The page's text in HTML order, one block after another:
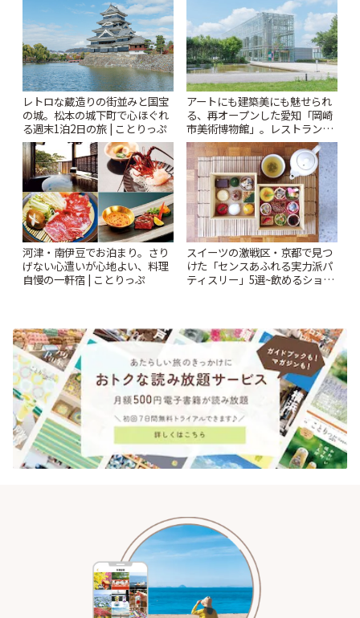
レトロな蔵造りの街並みと国宝
の城。松本の城下町で心ほぐれ
る週末1泊2日の旅 | ことりっぷ
アートにも建築美にも魅せられ
る、再オープンした愛知「岡崎
市美術博物館」。レストランや
ショップも充実 | ことりっぷ
河津・南伊豆でお泊まり。さり
げない心遣いが心地よい、料理
自慢の一軒宿 | ことりっぷ
スイーツの激戦区・京都で見つ
けた「センスあふれる実力派パ
ティスリー」5選~飲めるショー